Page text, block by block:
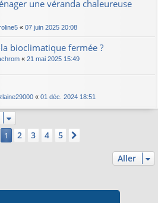
une véranda chaleureuse
« 07 juin 2025 20:08
bioclimatique fermée ?
« 21 mai 2025 15:49
« 01 déc. 2024 18:51
1 2 3 4 5
Aller